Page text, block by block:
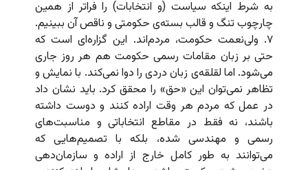
به شرط اینکه سیاست (و انتخابات) را فراتر از همین
چارچوب تنگ و قالب بسته‌ی حکومتی و ناقص آن ببینیم.
۷. ولی‌نعمت حکومت، مردم‌اند. این گزاره‌ای است که
حتی بر زبان مقامات رسمی حکومت هم هر روز جاری
می‌شود. اما لقلقه‌ی زبان دردی را دوا نمی‌کند. با نمایش و
تظاهر نمی‌توان این «حق» را محقق کرد. باید نشان داد
در عمل که مردم هر وقت اراده کنند و دوست داشته
باشند، نه فقط در مقاطع انتخاباتی و مناسبت‌های
رسمی و مهندسی شده، بلکه با تصمیم‌هایی که
می‌توانند به طور کامل خارج از اراده و سازمان‌دهی